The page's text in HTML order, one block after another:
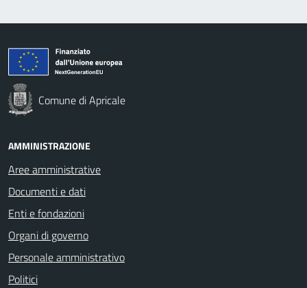
Comune di Apricale
AMMINISTRAZIONE
Aree amministrative
Documenti e dati
Enti e fondazioni
Organi di governo
Personale amministrativo
Politici